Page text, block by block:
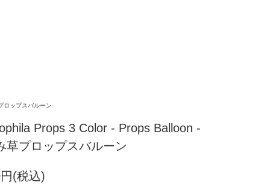
ロップスバルーン
Props 3 Color - Props Balloon -
草プロップスバルーン
(税込)